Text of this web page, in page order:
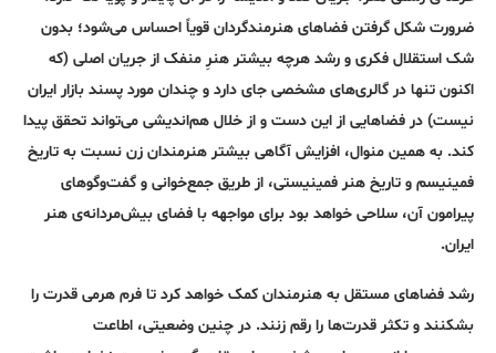
ضرورت شکل‌ گرفتن فضاهای هنرمندگردان قویاً احساس می‌شود؛ بدون
شک استقلال فکری و رشد هرچه بیشتر هنرِ منفک از جریان اصلی (که
اکنون تنها در گالری‌های مشخصی جای دارد و چندان مورد پسند بازار ایران
نیست)ِ در فضاهایی از این دست و از خلال هم‌اندیشی می‌تواند تحقق پیدا
کند. به همین منوال، افزایش آگاهی بیشتر هنرمندان زن نسبت به تاریخ
فمینیسم و تاریخ هنر فمینیستی، از طریق جمع‌خوانی‌ و گفت‌وگوهای
پیرامون آن، سلاحی خواهد بود برای مواجهه با فضای بیش‌مردانه‌ی هنر
ایران.
رشد فضاهای مستقل به هنرمندان کمک خواهد کرد تا فرم هرمی قدرت را
بشکنند و تکثر قدرت‌ها را رقم زنند. در چنین وضعیتی، اطاعت